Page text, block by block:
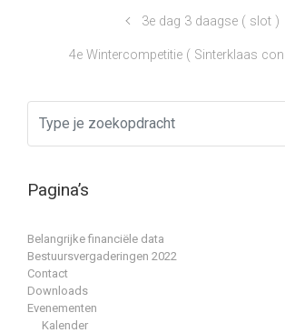
3e dag 3 daagse ( slot )
4e Wintercompetitie ( Sinterklaas
Pagina’s
Belangrijke financiële data
Bestuursvergaderingen 2022
Contact
Downloads
Evenementen
Kalender